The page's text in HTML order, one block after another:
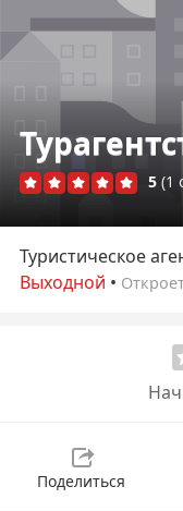
5 (1
Туристическое
Выходной •
Поделиться